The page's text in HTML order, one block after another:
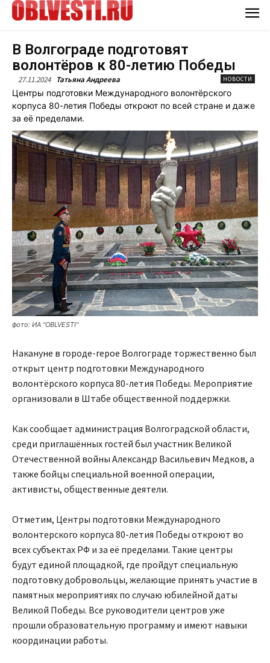
В Волгограде подготовят
волонтёров к 80-летию Победы
27.11.2024 Татьяна Андреева НОВОСТИ
Центры подготовки Международного волонтёрского
корпуса 80-летия Победы откроют по всей стране и даже
за её пределами.
фото: ИА "OBLVESTI"
Накануне в городе-герое Волгограде торжественно был
открыт центр подготовки Международного
волонтёрского корпуса 80-летия Победы. Мероприятие
организовали в Штабе общественной поддержки.
Как сообщает администрация Волгоградской области,
среди приглашённых гостей был участник Великой
Отечественной войны Александр Васильевич Медков, а
также бойцы специальной военной операции,
активисты, общественные деятели.
Отметим, Центры подготовки Международного
волонтерского корпуса 80-летия Победы откроют во
всех субъектах РФ и за её пределами. Такие центры
будут единой площадкой, где пройдут специальную
подготовку добровольцы, желающие принять участие в
памятных мероприятиях по случаю юбилейной даты
Великой Победы. Все руководители центров уже
прошли образовательную программу и имеют навыки
координации работы.